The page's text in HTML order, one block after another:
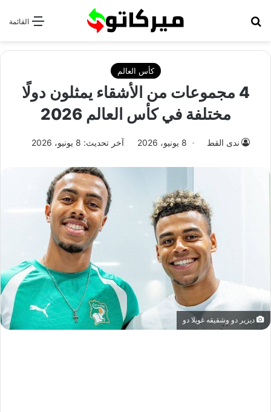
القائمة
كأس العالم
4 مجموعات من الأشقاء يمثلون دولًا
مختلفة في كأس العالم 2026
ندى القط 8 يونيو، 2026 آخر تحديث: 8 يونيو، 2026
ديزير دو وشقيقه غويلا دو